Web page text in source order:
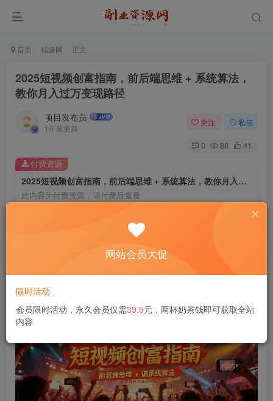
首页 福缘网 正文
2025短视频创富指南，前后端思维 + 系统算法，
教你月入过万变现路径
项目发布员
1年前更新
关注 私信
0 88 41
2025短视频创富指南，前后端思维 + 系统算法，教你月入过万变现路径
此内容为付费资源，请付费后查看
￥4
付费资源
网站会员大促
限时活动
会员限时活动，永久会员仅需39.9元，两杯奶茶钱即可获取全站
内容